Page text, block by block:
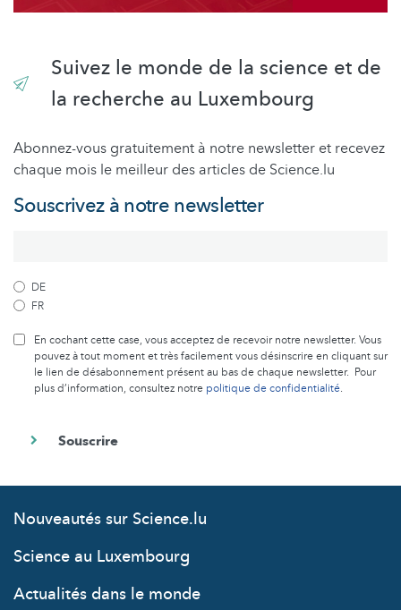
Suivez le monde de la science et de
la recherche au Luxembourg
Abonnez-vous gratuitement à notre newsletter et recevez
chaque mois le meilleur des articles de Science.lu
Souscrivez à notre newsletter
DE
FR
En cochant cette case, vous acceptez de recevoir notre newsletter. Vous
pouvez à tout moment et très facilement vous désinscrire en cliquant sur
le lien de désabonnement présent au bas de chaque newsletter. Pour
plus d’information, consultez notre politique de confidentialité.
Nouveautés sur Science.lu
Science au Luxembourg
Actualités dans le monde